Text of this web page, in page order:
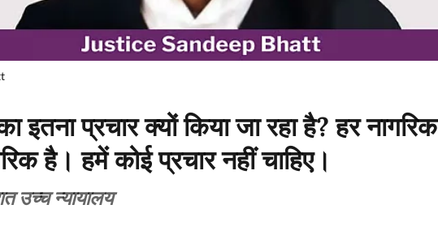
इतना प्रचार क्यों किया जा रहा है? हर नागरिक
है। हमें कोई प्रचार नहीं चाहिए।
उच्च न्यायालय